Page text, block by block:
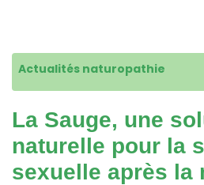
Actualités naturopathie
La Sauge, une
naturelle pour la
sexuelle après la